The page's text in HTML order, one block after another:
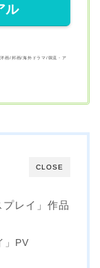
ル
画/邦画/海外ドラマ/韓流・ア
CLOSE
レイ」作品
」PV